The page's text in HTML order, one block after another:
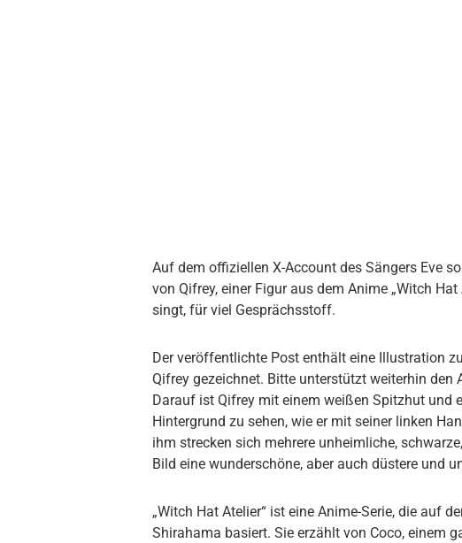
Auf dem offiziellen X-Account des Sängers Eve
von Qifrey, einer Figur aus dem Anime „Witch
singt, für viel Gesprächsstoff.
Der veröffentlichte Post enthält eine Illustration
Qifrey gezeichnet. Bitte unterstützt weiterhin den
Darauf ist Qifrey mit einem weißen Spitzhut und
Hintergrund zu sehen, wie er mit seiner linken
ihm strecken sich mehrere unheimliche,
Bild eine wunderschöne, aber auch düstere und
„Witch Hat Atelier“ ist eine Anime-Serie, die auf
Shirahama basiert. Sie erzählt von Coco, einem